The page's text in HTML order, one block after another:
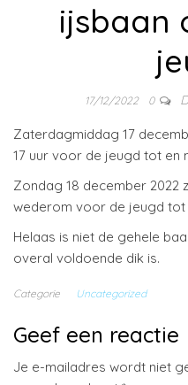
ijsbaan
17/12/2022 0
Zaterdagmiddag 17
17 uur voor de jeugd tot en
Zondag 18 december 2022
wederom voor de jeugd tot
Helaas is niet de gehele
overal voldoende dik is.
Categorie Uncategorized
Geef een reactie
Je e-mailadres wordt niet